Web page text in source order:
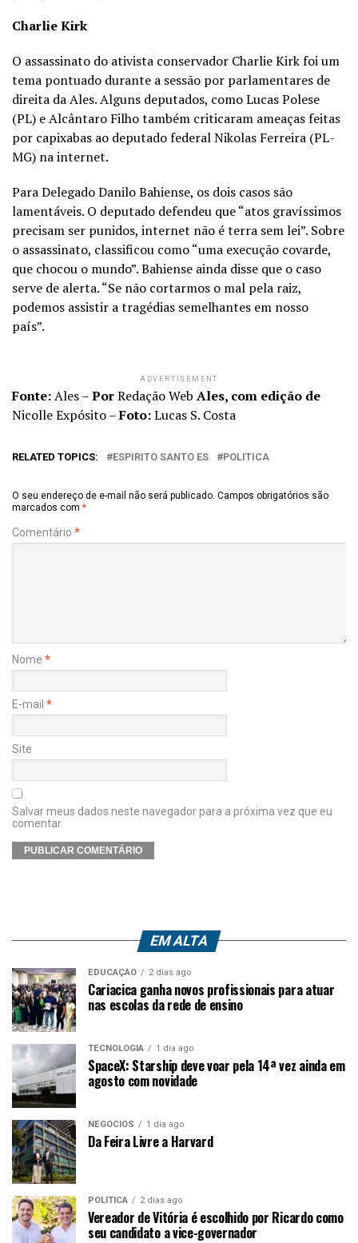
Charlie Kirk
O assassinato do ativista conservador Charlie Kirk foi um
tema pontuado durante a sessão por parlamentares de
direita da Ales. Alguns deputados, como Lucas Polese
(PL) e Alcântaro Filho também criticaram ameaças feitas
por capixabas ao deputado federal Nikolas Ferreira (PL-
MG) na internet.
Para Delegado Danilo Bahiense, os dois casos são
lamentáveis. O deputado defendeu que “atos gravíssimos
precisam ser punidos, internet não é terra sem lei”. Sobre
o assassinato, classificou como “uma execução covarde,
que chocou o mundo”. Bahiense ainda disse que o caso
serve de alerta. “Se não cortarmos o mal pela raiz,
podemos assistir a tragédias semelhantes em nosso
país”.
ADVERTISEMENT
Fonte:Ales –PorRedação Web Ales, com edição de
Nicolle Expósito –Foto:Lucas S. Costa
RELATED TOPICS: ESPIRITO SANTO ES POLITICA
O seu endereço de e-mail não será publicado. Campos obrigatórios são
marcados com *
Comentário *
Nome *
E-mail *
Site
Salvar meus dados neste navegador para a próxima vez que eu
comentar.
EM ALTA
EDUCAÇÃO 2 dias ago
Cariacica ganha novos profissionais para atuar
nas escolas da rede de ensino
TECNOLOGIA 1 dia ago
SpaceX: Starship deve voar pela 14ª vez ainda em
agosto com novidade
NEGÓCIOS 1 dia ago
Da Feira Livre a Harvard
POLÍTICA 2 dias ago
Vereador de Vitória é escolhido por Ricardo como
seu candidato a vice-governador